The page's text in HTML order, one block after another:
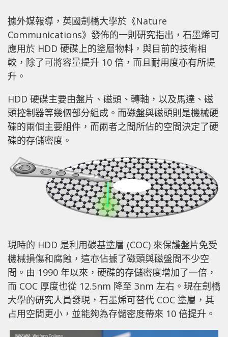
據外媒報導，英國劍橋大學於《Nature
Communications》發佈的一則研究指出，石墨烯可
應用於 HDD 硬碟上的塗層物料，與目前的技術相
較，除了可將容量提升 10 倍，而且耐用度亦有所提
升。
HDD 硬碟主要由盤片、磁頭、轉軸，以及馬達、磁
頭控制器等幾個部分組成。而磁盤與磁頭則是機械硬
碟的兩個主要組件，而兩者之間所佔的空間決定了硬
碟的存儲密度。
現時的 HDD 是利用碳基塗層 (COC) 來保護盤片免受
機械損傷和腐蝕，這亦佔據了磁頭與磁盤間不少空
間。由 1990 年以來，硬碟的存儲密度增加了一倍，
而 COC 厚度也從 12.5nm 降至 3nm 左右。現在劍橋
大學的研究人員發現，石墨烯可替代 COC 塗層，其
占用空間更小，並能夠為存儲密度帶來 10 倍提升。